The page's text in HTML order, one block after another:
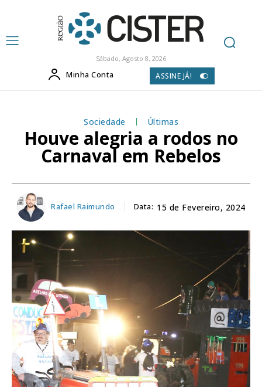
Sábado, Agosto 8, 2026
Minha Conta ASSINE JÁ!
Sociedade Últimas
Houve alegria a rodos no
Carnaval em Rebelos
Rafael Raimundo Data: 15 de Fevereiro, 2024